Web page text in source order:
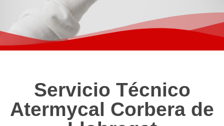
Servicio Técnico
Atermycal Corbera de